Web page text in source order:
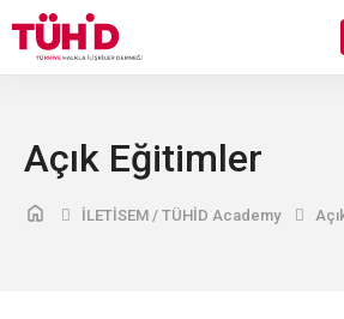
Açık Eğitimler
İLETİSEM / TÜHİD Academy